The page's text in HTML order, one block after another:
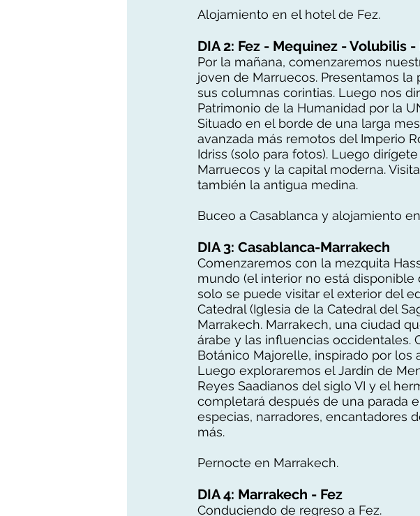
Alojamiento en el hotel de Fez.
DIA 2: Fez - Mequinez - Volubilis
Por la mañana, comenzaremos
joven de Marruecos. Presentamos
sus columnas corintias. Luego nos
Patrimonio de la Humanidad por la
Situado en el borde de una larga
avanzada más remotos del Imperio
Idriss (solo para fotos). Luego
Marruecos y la capital moderna.
también la antigua medina.
Buceo a Casablanca y alojamiento
DIA 3: Casablanca-Marrakech
Comenzaremos con la mezquita
mundo (el interior no está
solo se puede visitar el exterior del
Catedral (Iglesia de la Catedral del
Marrakech. Marrakech, una ciudad
árabe y las influencias occidentales.
Botánico Majorelle, inspirado por los
Luego exploraremos el Jardín de
Reyes Saadianos del siglo VI y el
completará después de una parada
especias, narradores, encantadores
más.
Pernocte en Marrakech.
DIA 4: Marrakech - Fez
Conduciendo de regreso a Fez.